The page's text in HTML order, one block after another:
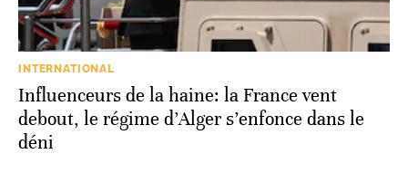
INTERNATIONAL
Influenceurs de la haine: la France vent
debout, le régime d’Alger s’enfonce dans le
déni